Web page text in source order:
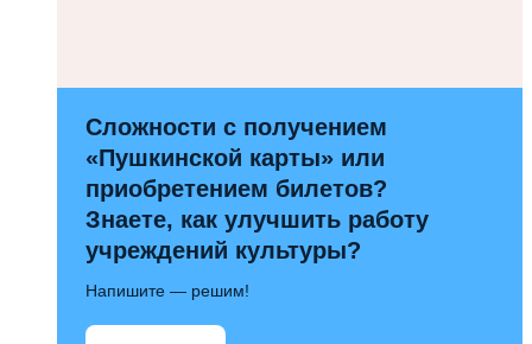
Сложности с получением
«Пушкинской карты» или
приобретением билетов?
Знаете, как улучшить работу
учреждений культуры?
Напишите — решим!